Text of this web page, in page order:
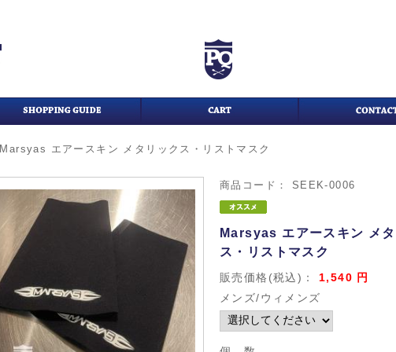
Marsyas エアースキン メタリックス・リストマスク
商品コード： SEEK-0006
Marsyas エアースキン メ
ス・リストマスク
販売価格(税込)： 1,540 円
メンズ/ウィメンズ